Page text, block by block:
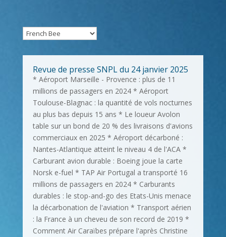
Revue de presse SNPL du 24 janvier 2025
* Aéroport Marseille - Provence : plus de 11
millions de passagers en 2024 * Aéroport
Toulouse-Blagnac : la quantité de vols nocturnes
au plus bas depuis 15 ans * Le loueur Avolon
table sur un bond de 20 % des livraisons d'avions
commerciaux en 2025 * Aéroport décarboné :
Nantes-Atlantique atteint le niveau 4 de l'ACA *
Carburant avion durable : Boeing joue la carte
Norsk e-fuel * TAP Air Portugal a transporté 16
millions de passagers en 2024 * Carburants
durables : le stop-and-go des Etats-Unis menace
la décarbonation de l'aviation * Transport aérien
: la France à un cheveu de son record de 2019 *
Comment Air Caraïbes prépare l'après Christine